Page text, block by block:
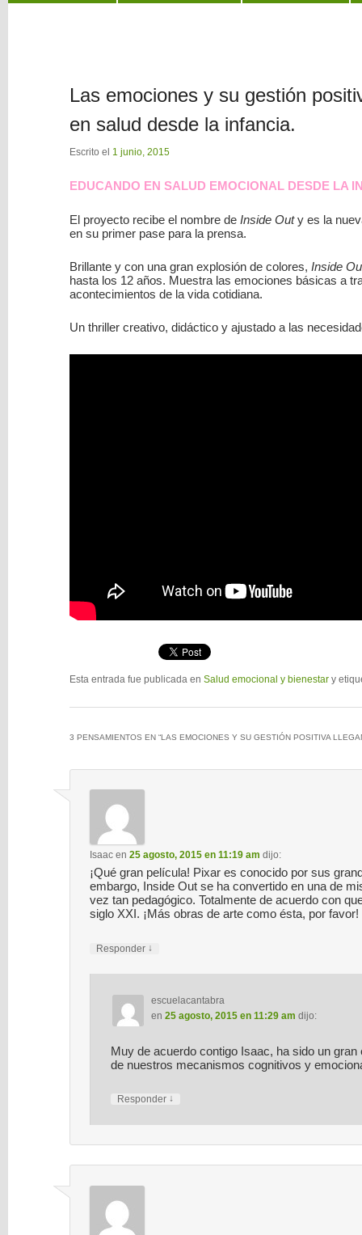
principal
secundario
Las emociones y su gestión
en salud desde la infancia.
Escrito el 1 junio, 2015
EDUCANDO EN SALUD EMOCIONAL DESDE LA
El proyecto recibe el nombre de Inside Outy es la
en su primer pase para la prensa.
Brillante y con una gran explosión de colores, Inside
hasta los 12 años. Muestra las emociones básicas a
acontecimientos de la vida cotidiana.
Un thriller creativo, didáctico y ajustado a las
Esta entrada fue publicada en Salud emocional y bienestar y
3 PENSAMIENTOS EN “LAS EMOCIONES Y SU GESTIÓN POSITIVA
Isaac en25 agosto, 2015 en 11:19 am dijo:
¡Qué gran película! Pixar es conocido por sus
embargo, Inside Out se ha convertido en una de
vez tan pedagógico. Totalmente de acuerdo con
siglo XXI. ¡Más obras de arte como ésta, por favor!
Responder ↓
escuelacantabra
en 25 agosto, 2015 en 11:29 am dijo:
Muy de acuerdo contigo Isaac, ha sido un
de nuestros mecanismos cognitivos y
Responder ↓